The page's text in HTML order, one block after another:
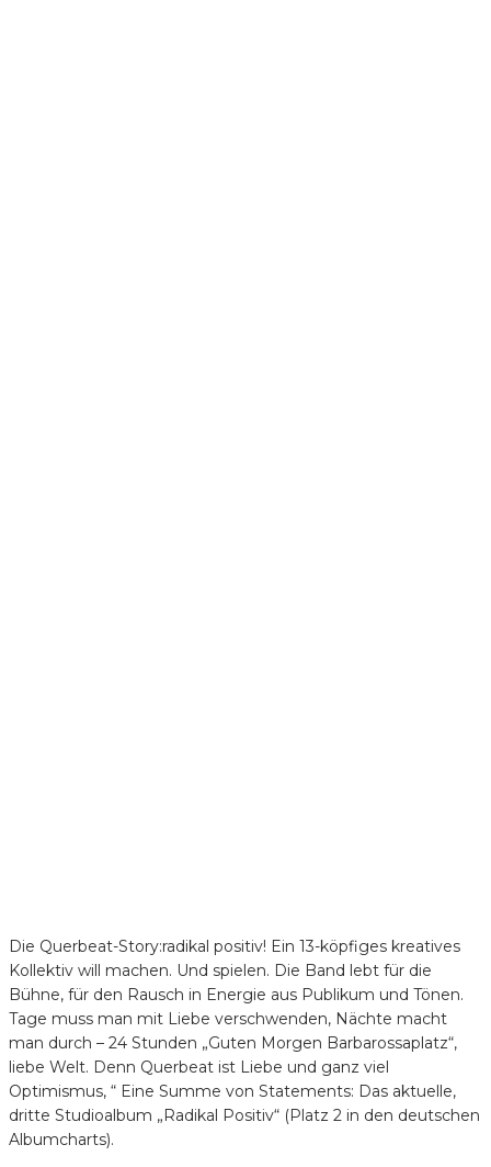
Die Querbeat-Story:radikal positiv! Ein 13-köpfiges kreatives
Kollektiv will machen. Und spielen. Die Band lebt für die
Bühne, für den Rausch in Energie aus Publikum und Tönen.
Tage muss man mit Liebe verschwenden, Nächte macht
man durch – 24 Stunden „Guten Morgen Barbarossaplatz“,
liebe Welt. Denn Querbeat ist Liebe und ganz viel
Optimismus, “ Eine Summe von Statements: Das aktuelle,
dritte Studioalbum „Radikal Positiv“ (Platz 2 in den deutschen
Albumcharts).